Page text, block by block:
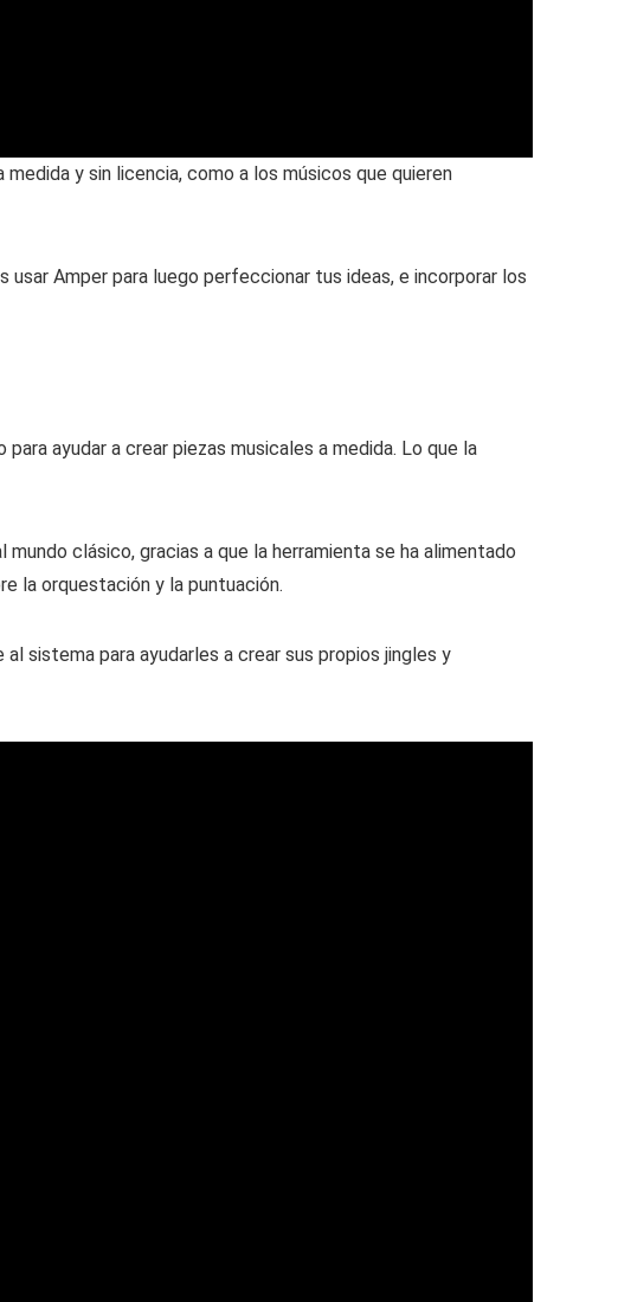
y sin licencia, como a los músicos que quieren
Amper para luego perfeccionar tus ideas, e incorporar los
ayudar a crear piezas musicales a medida. Lo que la
clásico, gracias a que la herramienta se ha alimentado
la orquestación y la puntuación.
sistema para ayudarles a crear sus propios jingles y